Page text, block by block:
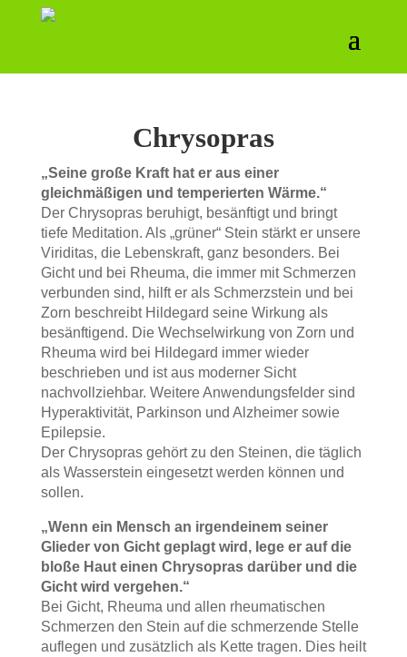
Chrysopras
„Seine große Kraft hat er aus einer
gleichmäßigen und temperierten Wärme.“
Der Chrysopras beruhigt, besänftigt und bringt
tiefe Meditation. Als „grüner“ Stein stärkt er unsere
Viriditas, die Lebenskraft, ganz besonders. Bei
Gicht und bei Rheuma, die immer mit Schmerzen
verbunden sind, hilft er als Schmerzstein und bei
Zorn beschreibt Hildegard seine Wirkung als
besänftigend. Die Wechselwirkung von Zorn und
Rheuma wird bei Hildegard immer wieder
beschrieben und ist aus moderner Sicht
nachvollziehbar. Weitere Anwendungsfelder sind
Hyperaktivität, Parkinson und Alzheimer sowie
Epilepsie.
Der Chrysopras gehört zu den Steinen, die täglich
als Wasserstein eingesetzt werden können und
sollen.
„Wenn ein Mensch an irgendeinem seiner
Glieder von Gicht geplagt wird, lege er auf die
bloße Haut einen Chrysopras darüber und die
Gicht wird vergehen.“
Bei Gicht, Rheuma und allen rheumatischen
Schmerzen den Stein auf die schmerzende Stelle
auflegen und zusätzlich als Kette tragen. Dies heilt